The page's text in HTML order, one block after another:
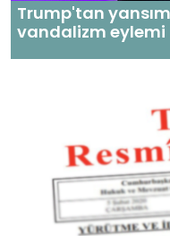
Trump'tan
vandalizm eylemi